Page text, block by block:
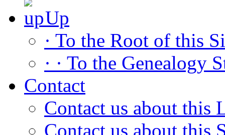
Up
· To the Root of this
· · To the Genealogy
Contact
Contact us about this
Contact us about this